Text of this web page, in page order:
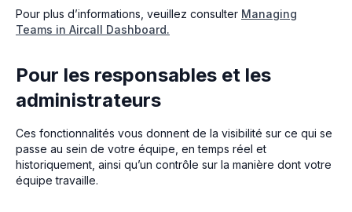
Pour plus d’informations, veuillez consulter Managing
Teams in Aircall Dashboard.
Pour les responsables et les
administrateurs
Ces fonctionnalités vous donnent de la visibilité sur ce qui se
passe au sein de votre équipe, en temps réel et
historiquement, ainsi qu’un contrôle sur la manière dont votre
équipe travaille.